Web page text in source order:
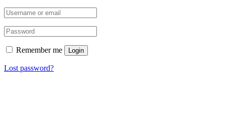
Remember me Login
Lost password?